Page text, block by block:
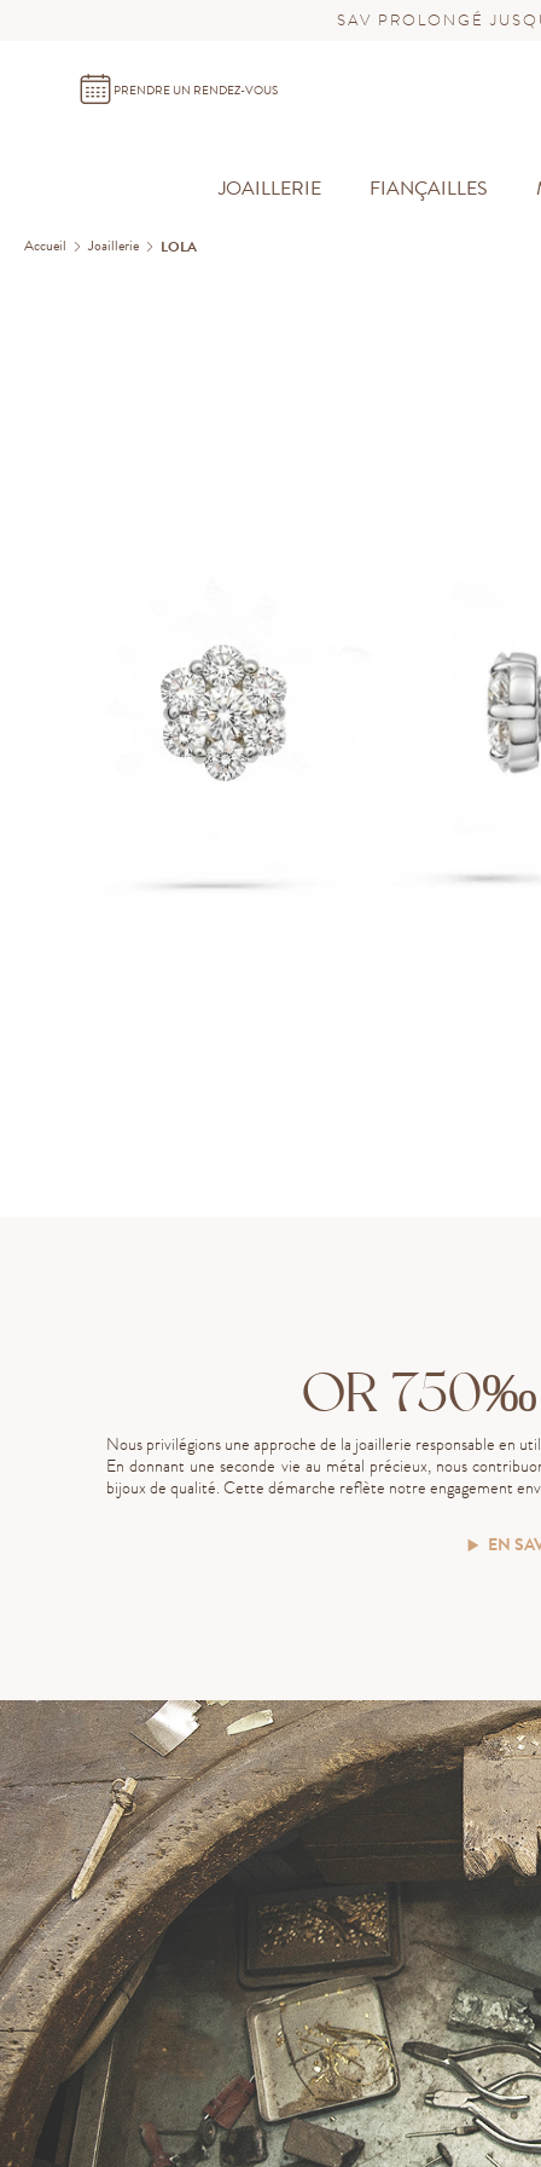
SAV PROLONGÉ
PRENDRE UN RENDEZ-VOUS
JOAILLERIE FIANÇAILLES
Accueil Joaillerie LOLA
OR 750‰
Nous privilégions une approche de la joaillerie responsable en
En donnant une seconde vie au métal précieux, nous
bijoux de qualité. Cette démarche reflète notre engagement
EN